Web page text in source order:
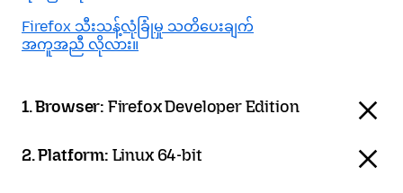
Firefox သီးသန့်လုံခြုံမှု သတိပေးချက်
အကူအညီ လိုလား။
1. Browser: Firefox Developer Edition
2. Platform: Linux 64-bit